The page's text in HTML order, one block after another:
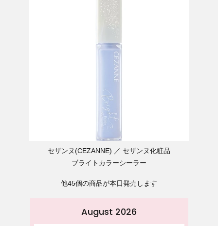
セザンヌ(CEZANNE)
セザンヌ化粧品
ブライトカラーシーラー
他45個の商品が本日発売します
August 2026